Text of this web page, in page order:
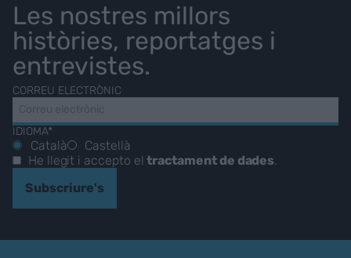
Les nostres millors
històries, reportatges i
entrevistes.
CORREU ELECTRÒNIC
IDIOMA*
Català
Castellà
He llegit i accepto eltractament de dades.
Subscriure's